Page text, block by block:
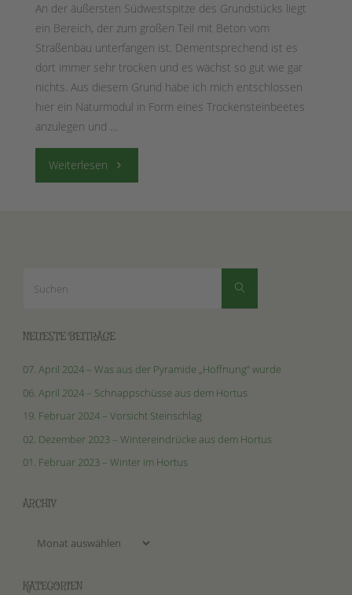
An der äußersten Südwestspitze des Grundstücks liegt
ein Bereich, der zum großen Teil mit Beton vom
Straßenbau unterfangen ist. Dementsprechend ist es
dort immer sehr trocken und es wächst so gut wie gar
nichts. Aus diesem Grund habe ich mich entschlossen
hier ein Naturmodul in Form eines Trockensteinbeetes
anzulegen und …
Weiterlesen "17.
2019
–
Werdegang
Trockensteinbeet"
Suchen
NEUESTE BEITRÄGE
07. April 2024 – Was aus der Pyramide „Hoffnung“ wurde
06. April 2024 – Schnappschüsse aus dem Hortus
19. Februar 2024 – Vorsicht Steinschlag
02. Dezember 2023 – Wintereindrücke aus dem Hortus
01. Februar 2023 – Winter im Hortus
ARCHIV
KATEGORIEN